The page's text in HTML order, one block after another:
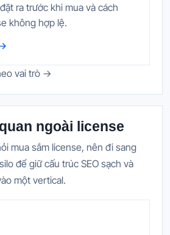
ra trước khi mua và cách
không hợp lệ.
vai trò →
ngoài license
mua sắm license, nên đi sang
để giữ cấu trúc SEO sạch và
một vertical.